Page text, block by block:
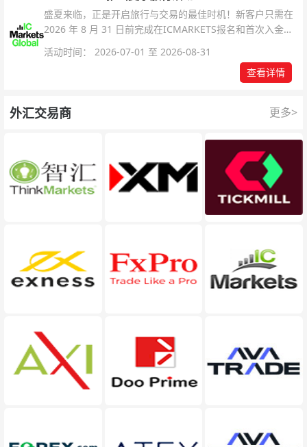
盛夏来临，正是开启旅行与交易的最佳时机！新客户只需在
2026 年 8 月 31 日前完成在ICMARKETS报名和首次入金即
可参与！
活动时间： 2026-07-01 至 2026-08-31
查看详情
外汇交易商 更多>